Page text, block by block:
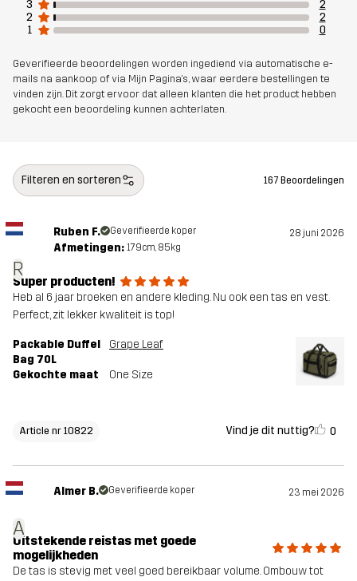
Voering 1 100% Polyester
Ontworpen
voor
ALLROUND
3
2
2
2
1
0
Geverifieerde beoordelingen worden ingediend via automatische e-
mails na aankoop of via Mijn Pagina's, waar eerdere bestellingen te
vinden zijn. Dit zorgt ervoor dat alleen klanten die het product hebben
gekocht een beoordeling kunnen achterlaten.
Filteren en sorteren 167 Beoordelingen
R
Ruben F. Geverifieerde koper 28 juni 2026
Afmetingen: 179cm, 85kg
Super producten!
Heb al 6 jaar broeken en andere kleding. Nu ook een tas en vest.
Perfect, zit lekker kwaliteit is top!
Packable Duffel
Bag 70L
Grape Leaf
Gekochte maat One Size
Article nr 10822 Vind je dit nuttig? 0
A
Almer B. Geverifieerde koper 23 mei 2026
Uitstekende reistas met goede
mogelijkheden
De tas is stevig met veel goed bereikbaar volume. Ombouw tot